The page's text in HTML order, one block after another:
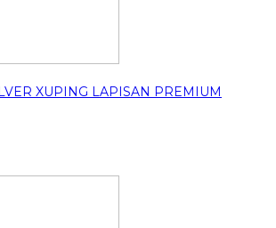
XUPING LAPISAN PREMIUM